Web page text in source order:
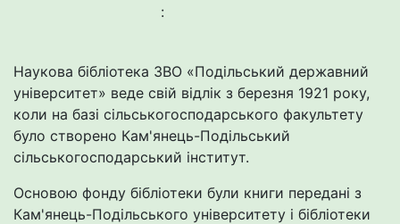
:
Наукова бібліотека ЗВО «Подільський державний
університет» веде свій відлік з березня 1921 року,
коли на базі сільськогосподарського факультету
було створено Кам'янець-Подільський
сільськогосподарський інститут.
Основою фонду бібліотеки були книги передані з
Кам'янець-Подільського університету і бібліотеки